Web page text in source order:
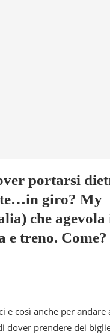
portarsi
giro? My
che agevola
e treno. Come?
e così anche per andare
dover prendere dei